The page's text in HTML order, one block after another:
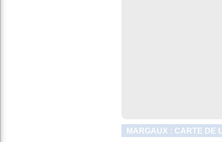
MARGAUX : CARTE DE